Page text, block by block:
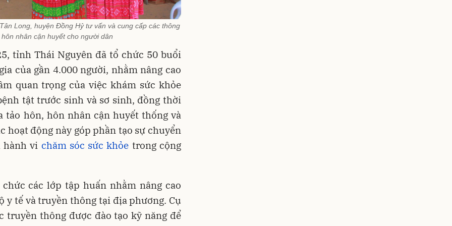
Long, huyện Đồng Hỷ tư vấn và cung cấp các thông
nhân cận huyết cho người dân
tỉnh Thái Nguyên đã tổ chức 50 buổi
của gần 4.000 người, nhằm nâng cao
quan trọng của việc khám sức khỏe
tật trước sinh và sơ sinh, đồng thời
tảo hôn, hôn nhân cận huyết thống và
hoạt động này góp phần tạo sự chuyển
hành vi chăm sóc sức khỏe trong cộng
các lớp tập huấn nhằm nâng cao
y tế và truyền thông tại địa phương. Cụ
truyền thông được đào tạo kỹ năng để